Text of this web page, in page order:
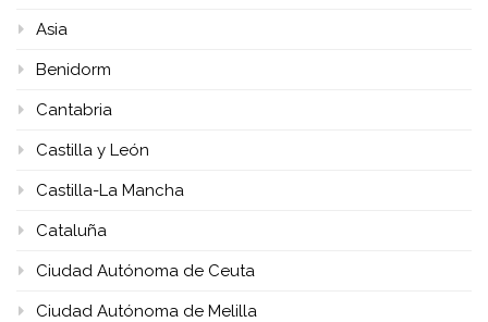
Asia
Benidorm
Cantabria
Castilla y León
Castilla-La Mancha
Cataluña
Ciudad Autónoma de Ceuta
Ciudad Autónoma de Melilla